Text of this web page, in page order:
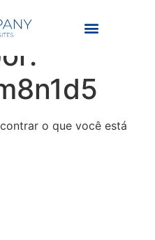
o que você está